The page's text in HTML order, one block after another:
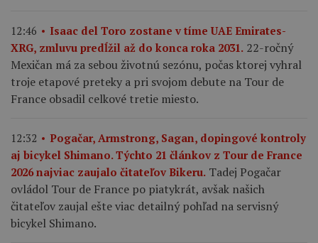
12:46
Isaac del Toro zostane v tíme UAE Emirates-
XRG, zmluvu predĺžil až do konca roka 2031. 22-ročný
Mexičan má za sebou životnú sezónu, počas ktorej vyhral
troje etapové preteky a pri svojom debute na Tour de
France obsadil celkové tretie miesto.
12:32
Pogačar, Armstrong, Sagan, dopingové kontroly
aj bicykel Shimano. Týchto 21 článkov z Tour de France
2026 najviac zaujalo čitateľov Bikeru. Tadej Pogačar
ovládol Tour de France po piatykrát, avšak našich
čitateľov zaujal ešte viac detailný pohľad na servisný
bicykel Shimano.